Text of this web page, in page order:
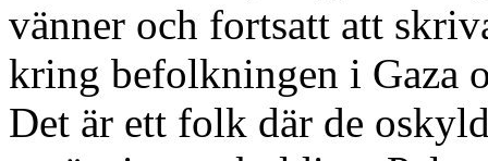
vänner och fortsatt att
kring befolkningen i Gaza
Det är ett folk där de